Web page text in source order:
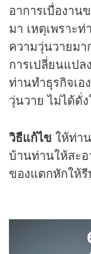
อาการเบื่องา
มา เหตุเพราะ
ความวุ่นวายมา
การเปลี่ยนแป
ท่านทำธุรกิจเ
วุ่นวาย ไม่ได้ดั่
วิธีแก้ไข ให้ท่า
บ้านท่านให้สะ
ของแตกหักให้รี